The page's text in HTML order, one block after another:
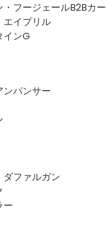
・フージェールB2Bカー
エイプリル
インG
ンパンサー
ダファルガン
ー